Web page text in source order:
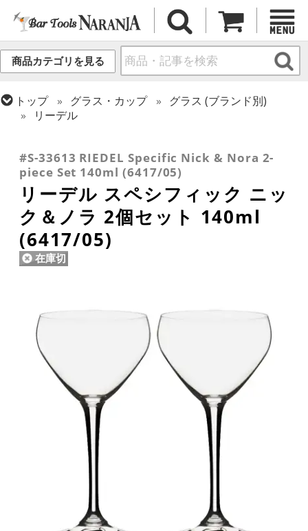
商品カテゴリを見る
トップ グラス・カップ
グラス (ブランド別)
リーデル
カクテルグラス (全サイズ)
#S-33613 RIEDEL Specific Nick & Nora 2-
piece Set 140ml (6417/05)
リーデル スペシフィック ニッ
ク＆ノラ 2個セット 140ml
(6417/05)
在庫切